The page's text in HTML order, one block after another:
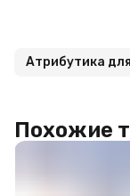
Атрибутика
Похожие